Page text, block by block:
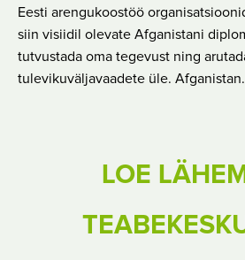
Eesti arengukoostöö
siin visiidil olevate Afganistani
tutvustada oma tegevust ning
tulevikuväljavaadete üle.
LOE